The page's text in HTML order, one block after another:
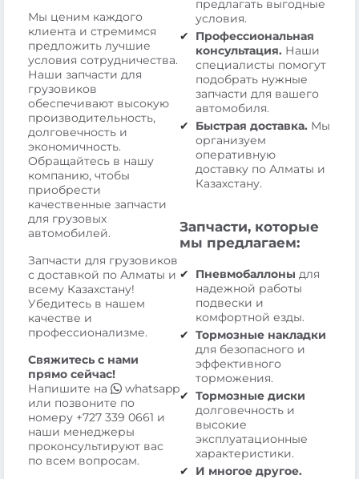
Мы ценим каждого
клиента и стремимся
предложить лучшие
условия сотрудничества.
Наши запчасти для
грузовиков
обеспечивают высокую
производительность,
долговечность и
экономичность.
Обращайтесь в нашу
компанию, чтобы
приобрести
качественные запчасти
для грузовых
автомобилей.
Запчасти для грузовиков
с доставкой по Алматы и
всему Казахстану!
Убедитесь в нашем
качестве и
профессионализме.
Свяжитесь с нами
прямо сейчас!
Напишите на
whatsapp
или позвоните по
номеру +727 339 0661 и
наши менеджеры
проконсультируют вас
по всем вопросам.
предлагать выгодные
условия.
Профессиональная
консультация. Наши
специалисты помогут
подобрать нужные
запчасти для вашего
автомобиля.
Быстрая доставка. Мы
организуем
оперативную
доставку по Алматы и
Казахстану.
Запчасти, которые
мы предлагаем:
Пневмобаллоны для
надежной работы
подвески и
комфортной езды.
Тормозные накладки
для безопасного и
эффективного
торможения.
Тормозные диски
долговечность и
высокие
эксплуатационные
характеристики.
И многое другое.